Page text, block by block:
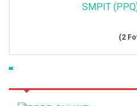
SMPIT
(2